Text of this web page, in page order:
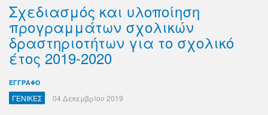
Σχεδιασμός και υλοποίηση
προγραμμάτων σχολικών
δραστηριοτήτων για το σχολικό
έτος 2019-2020
ΕΓΓΡΑΦΟ
ΓΕΝΙΚΕΣ 04 Δεκεμβρίου 2019